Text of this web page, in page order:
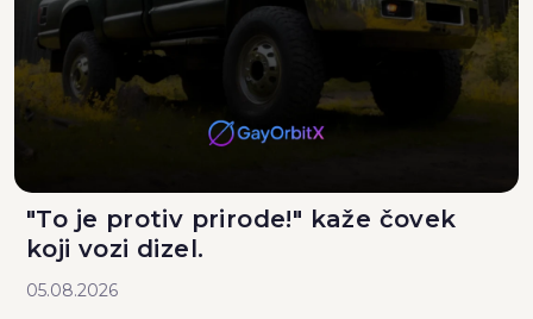
"To je protiv prirode!" kaže čovek
koji vozi dizel.
05.08.2026